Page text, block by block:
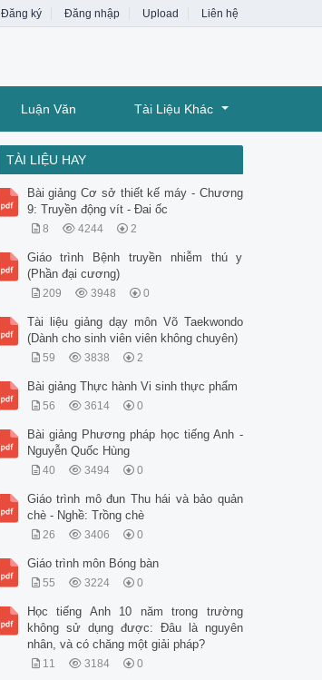
Đăng ký Đăng nhập Upload Liên hệ
Luận Văn Tài Liệu Khác
TÀI LIỆU HAY
Bài giảng Cơ sở thiết kế máy - Chương
9: Truyền động vít - Đai ốc
8 4244 2
Giáo trình Bệnh truyền nhiễm thú y
(Phần đại cương)
209 3948 0
Tài liệu giảng dạy môn Võ Taekwondo
(Dành cho sinh viên viên không chuyên)
59 3838 2
Bài giảng Thực hành Vi sinh thực phẩm
56 3614 0
Bài giảng Phương pháp học tiếng Anh -
Nguyễn Quốc Hùng
40 3494 0
Giáo trình mô đun Thu hái và bảo quản
chè - Nghề: Trồng chè
26 3406 0
Giáo trình môn Bóng bàn
55 3224 0
Học tiếng Anh 10 năm trong trường
không sử dụng được: Đâu là nguyên
nhân, và có chăng một giải pháp?
11 3184 0